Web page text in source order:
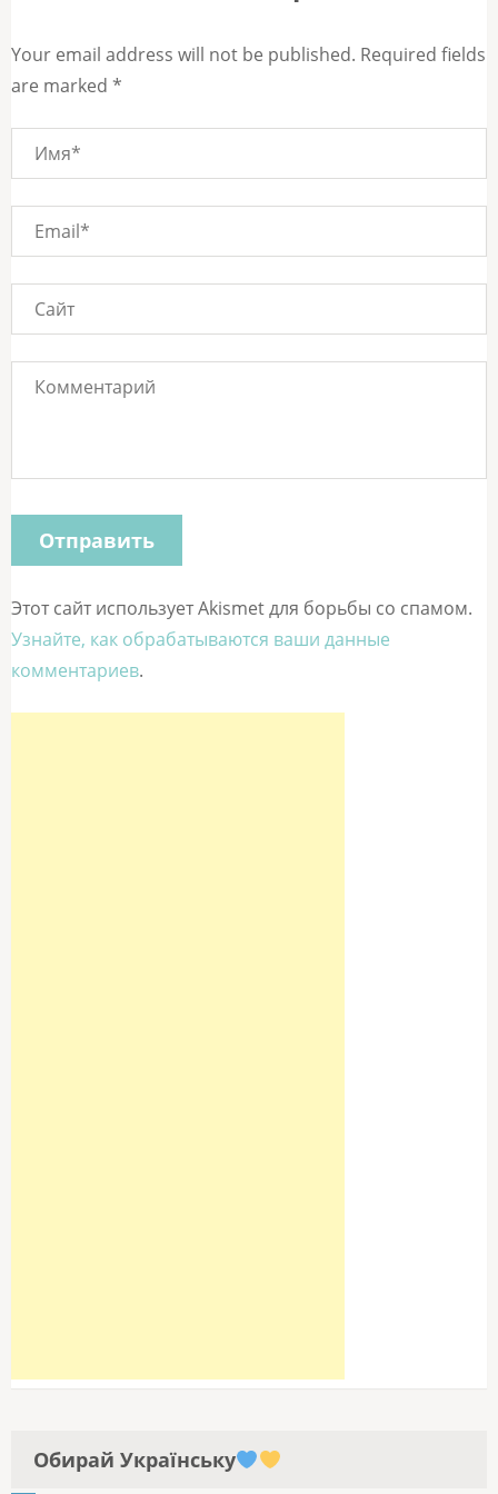
Your email address will not be published. Required fields
are marked *
Этот сайт использует Akismet для борьбы со спамом.
Узнайте, как обрабатываются ваши данные
комментариев.
Обирай Українську